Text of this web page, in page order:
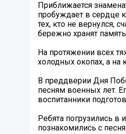
Приближается
пробуждает в сердце
тех, кто не вернулся,
бережно хранят
На протяжении всех
холодных окопах, а
В преддверии Дня
песням военных лет.
воспитанники
Ребята погрузились
познакомились с